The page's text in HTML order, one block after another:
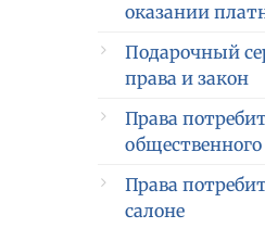
оказании
Подарочный
права и закон
Права
Права
салоне